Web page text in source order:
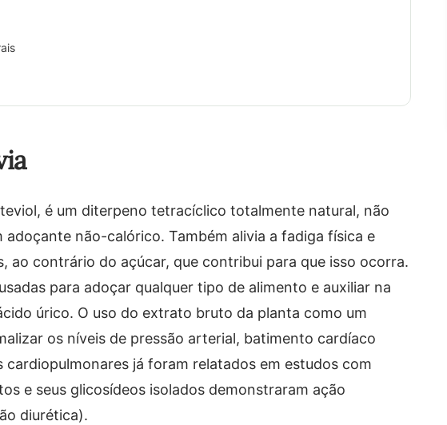
é um diterpeno tetracíclico totalmente natural, não
não-calórico. Também alivia a fadiga física e
ao contrário do açúcar, que contribui para que isso ocorra.
para adoçar qualquer tipo de alimento e auxiliar na
úrico. O uso do extrato bruto da planta como um
os níveis de pressão arterial, batimento cardíaco
cardiopulmonares já foram relatados em estudos com
e seus glicosídeos isolados demonstraram ação
diurética).